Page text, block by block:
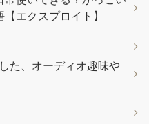
エクスプロイト】
た、オーディオ趣味や